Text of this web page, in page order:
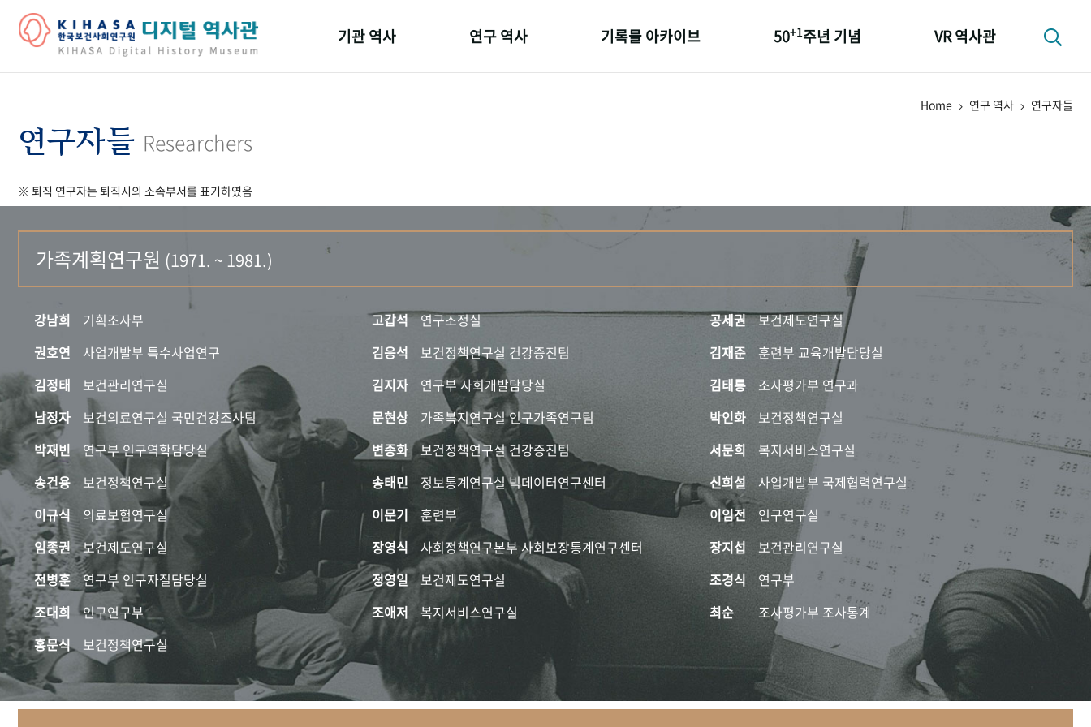
기관 역사 연구 역사 기록물 아카이브 50+1주년 기념 VR 역사관
Home 연구 역사 연구자들
연구자들 Researchers
※ 퇴직 연구자는 퇴직시의 소속부서를 표기하였음
가족계획연구원 (1971. ~ 1981.)
강남희 기획조사부 고갑석 연구조정실 공세권
보건제도연구실
권호연
사업개발부 특수사업연구 김응석 보건정책연구실 건강증진팀 김재준
훈련부 교육개발담당실
김정태
보건관리연구실 김지자 연구부 사회개발담당실 김태룡
조사평가부 연구과
남정자
보건의료연구실 국민건강조사팀 문현상 가족복지연구실 인구가족연구팀 박인화
보건정책연구실
박재빈
연구부 인구역학담당실 변종화 보건정책연구실 건강증진팀 서문희
복지서비스연구실
송건용
보건정책연구실 송태민 정보통계연구실 빅데이터연구센터 신희설
사업개발부 국제협력연구실
이규식
의료보험연구실 이문기 훈련부 이임전
인구연구실
임종권
보건제도연구실 장영식 사회정책연구본부 사회보장통계연구센터 장지섭
보건관리연구실
전병훈
연구부 인구자질담당실 정영일 보건제도연구실 조경식
연구부
조대희
인구연구부 조애저 복지서비스연구실 최순
조사평가부 조사통계
홍문식
보건정책연구실